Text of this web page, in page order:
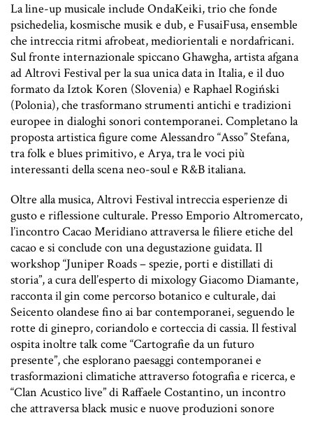
La line-up musicale include OndaKeiki, trio che fonde
psichedelia, kosmische musik e dub, e FusaiFusa, ensemble
che intreccia ritmi afrobeat, mediorientali e nordafricani.
Sul fronte internazionale spiccano Ghawgha, artista afgana
ad Altrovi Festival per la sua unica data in Italia, e il duo
formato da Iztok Koren (Slovenia) e Raphael Rogiński
(Polonia), che trasformano strumenti antichi e tradizioni
europee in dialoghi sonori contemporanei. Completano la
proposta artistica figure come Alessandro “Asso” Stefana,
tra folk e blues primitivo, e Arya, tra le voci più
interessanti della scena neo-soul e R&B italiana.
Oltre alla musica, Altrovi Festival intreccia esperienze di
gusto e riflessione culturale. Presso Emporio Altromercato,
l’incontro Cacao Meridiano attraversa le filiere etiche del
cacao e si conclude con una degustazione guidata. Il
workshop “Juniper Roads – spezie, porti e distillati di
storia”, a cura dell’esperto di mixology Giacomo Diamante,
racconta il gin come percorso botanico e culturale, dai
Seicento olandese fino ai bar contemporanei, seguendo le
rotte di ginepro, coriandolo e corteccia di cassia. Il festival
ospita inoltre talk come “Cartografie da un futuro
presente”, che esplorano paesaggi contemporanei e
trasformazioni climatiche attraverso fotografia e ricerca, e
“Clan Acustico live” di Raffaele Costantino, un incontro
che attraversa black music e nuove produzioni sonore